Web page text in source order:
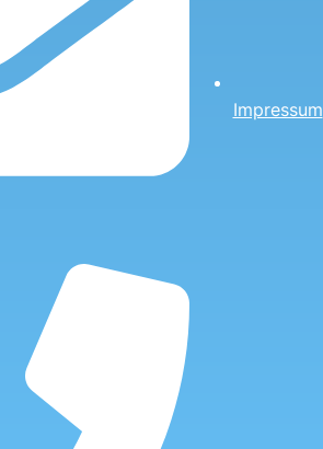
Impressum